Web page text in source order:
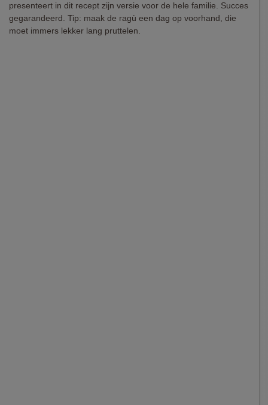
presenteert in dit recept zijn versie voor de hele familie. Succes
gegarandeerd. Tip: maak de ragù een dag op voorhand, die
moet immers lekker lang pruttelen.